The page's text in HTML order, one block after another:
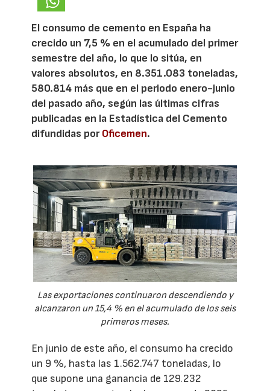
El consumo de cemento en España ha
crecido un 7,5 % en el acumulado del primer
semestre del año, lo que lo sitúa, en
valores absolutos, en 8.351.083 toneladas,
580.814 más que en el periodo enero-junio
del pasado año, según las últimas cifras
publicadas en la Estadística del Cemento
difundidas porOficemen.
Las exportaciones continuaron descendiendo y
alcanzaron un 15,4 % en el acumulado de los seis
primeros meses.
En junio de este año, el consumo ha crecido
un 9 %, hasta las 1.562.747 toneladas, lo
que supone una ganancia de 129.232